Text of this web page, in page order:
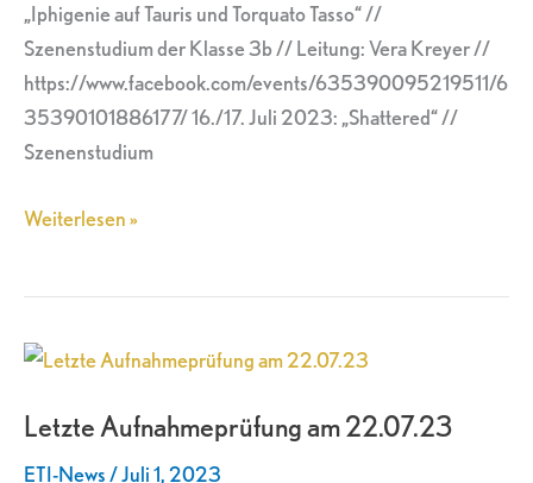
„Iphigenie auf Tauris und Torquato Tasso“ //
Szenenstudium der Klasse 3b // Leitung: Vera Kreyer //
https://www.facebook.com/events/635390095219511/6
35390101886177/ 16./17. Juli 2023: „Shattered“ //
Szenenstudium
Weiterlesen »
Letzte Aufnahmeprüfung am 22.07.23
ETI-News/Juli 1, 2023
Letzte
am